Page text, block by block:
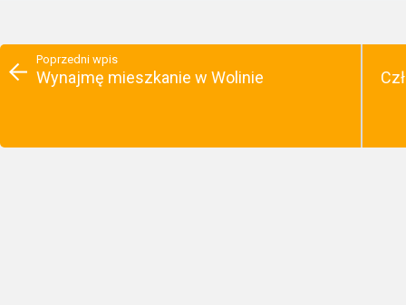
Poprzedni wpis
Wynajmę mieszkanie w Wolinie